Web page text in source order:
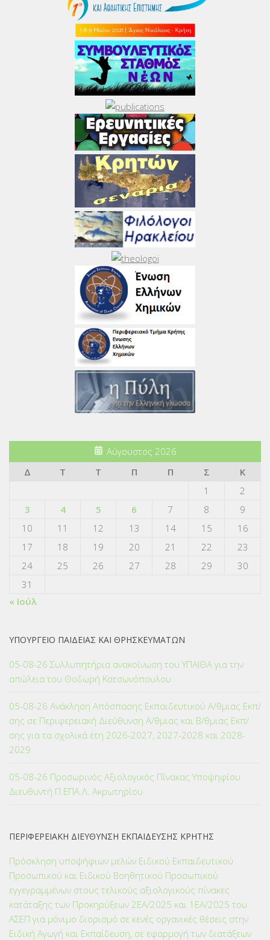
Αύγουστος 2026
Δ
Τ Τ Π Π Σ
Κ
1
2
3
4 5 6 7 8
9
10
11 12 13 14 15
16
17
18 19 20 21 22
23
24
25 26 27 28 29
30
31
« Ιούλ
ΥΠΟΥΡΓΕΙΟ ΠΑΙΔΕΙΑΣ ΚΑΙ ΘΡΗΣΚΕΥΜΑΤΩΝ
05-08-26 Συλλυπητήρια ανακοίνωση του ΥΠΑΙΘΑ για την
απώλεια του Θοδωρή Κατσωνόπουλου
05-08-26 Ανάκληση Απόσπασης Εκπαιδευτικού Α/θμιας Εκπ/
σης σε Περιφερειακή Διεύθυνση Α/θμιας και Β/θμιας Εκπ/
σης για τα σχολικά έτη 2026-2027, 2027-2028 και 2028-
2029
05-08-26 Προσωρινός Αξιολογικός Πίνακας Υποψηφίου
Διευθυντή Π.ΕΠΑ.Λ. Ακρωτηρίου
ΠΕΡΙΦΕΡΕΙΑΚΗ ΔΙΕΥΘΥΝΣΗ ΕΚΠΑΙΔΕΥΣΗΣ ΚΡΗΤΗΣ
Πρόσκληση υποψήφιων μελών Ειδικού Εκπαιδευτικού
Προσωπικού και Ειδικού Βοηθητικού Προσωπικού
εγγεγραμμένων στους τελικούς αξιολογικούς πίνακες
κατάταξης των Προκηρύξεων 2ΕΑ/2025 και 1ΕΑ/2025 του
ΑΣΕΠ για μόνιμο διορισμό σε κενές οργανικές θέσεις στην
Ειδική Αγωγή και Εκπαίδευση, σε εφαρμογή των διατάξεων